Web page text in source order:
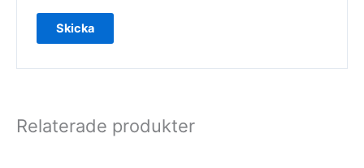
Relaterade produkter